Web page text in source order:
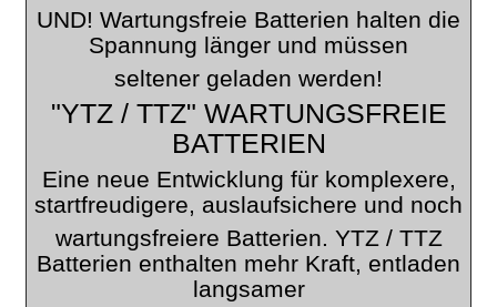
UND! Wartungsfreie Batterien halten die
Spannung länger und müssen
seltener geladen werden!
"YTZ / TTZ" WARTUNGSFREIE
BATTERIEN
Eine neue Entwicklung für komplexere,
startfreudigere, auslaufsichere und noch
wartungsfreiere Batterien. YTZ / TTZ
Batterien enthalten mehr Kraft, entladen
langsamer